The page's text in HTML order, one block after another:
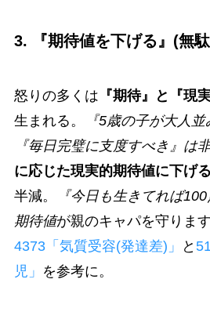
3. 『期待値を下げる』(無
怒りの多くは 『期待』と『現
生まれる。
『5歳の子が大人
『毎日完璧に支度すべき』は
に応じた現実的期待値に下げる
半減。
『今日も生きてれば
期待値が親のキャパを守りま
4373「気質受容(発達差)」
と
児」 を参考に。